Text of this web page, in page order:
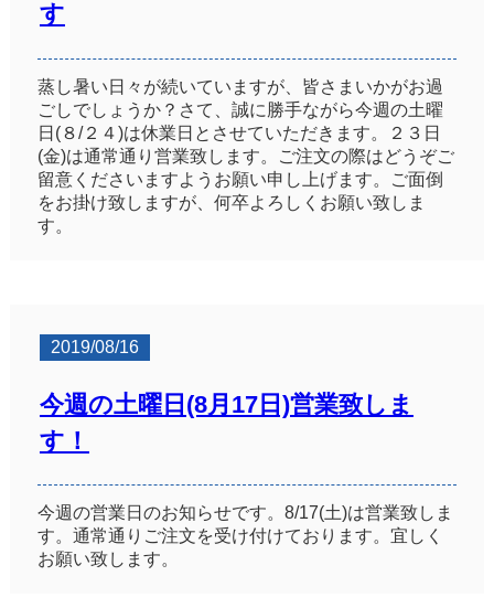
す
蒸し暑い日々が続いていますが、皆さまいかがお過
ごしでしょうか？さて、誠に勝手ながら今週の土曜
日(８/２４)は休業日とさせていただきます。２３日
(金)は通常通り営業致します。ご注文の際はどうぞご
留意くださいますようお願い申し上げます。ご面倒
をお掛け致しますが、何卒よろしくお願い致しま
す。
2019/08/16
今週の土曜日(8月17日)営業致しま
す！
今週の営業日のお知らせです。8/17(土)は営業致しま
す。通常通りご注文を受け付けております。宜しく
お願い致します。